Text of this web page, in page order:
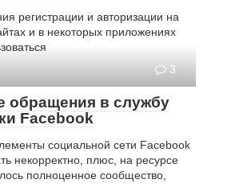
регистрации и авторизации на
и в некоторых приложениях
3
обращения в службу
Facebook
социальной сети Facebook
некорректно, плюс, на ресурсе
полноценное сообщество,